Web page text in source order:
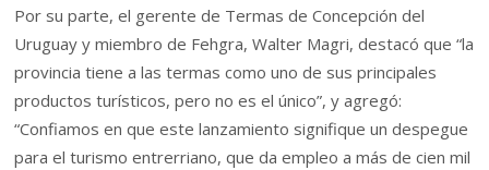
Por su parte, el gerente de Termas de Concepción del
Uruguay y miembro de Fehgra, Walter Magri, destacó que “la
provincia tiene a las termas como uno de sus principales
productos turísticos, pero no es el único”, y agregó:
“Confiamos en que este lanzamiento signifique un despegue
para el turismo entrerriano, que da empleo a más de cien mil